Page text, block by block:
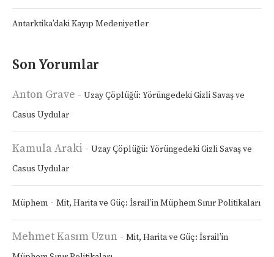
Antarktika’daki Kayıp Medeniyetler
Son Yorumlar
Anton Grave - Uzay Çöplüğü: Yörüngedeki Gizli Savaş ve
Casus Uydular
Kamula Araki - Uzay Çöplüğü: Yörüngedeki Gizli Savaş ve
Casus Uydular
Müphem - Mit, Harita ve Güç: İsrail’in Müphem Sınır Politikaları
Mehmet Kasım Uzun - Mit, Harita ve Güç: İsrail’in